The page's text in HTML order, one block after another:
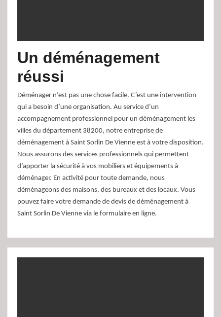
Un déménagement
réussi
Déménager n’est pas une chose facile. C’est une intervention
qui a besoin d’une organisation. Au service d’un
accompagnement professionnel pour un déménagement les
villes du département 38200, notre entreprise de
déménagement à Saint Sorlin De Vienne est à votre disposition.
Nous assurons des services professionnels qui permettent
d’apporter la sécurité à vos mobiliers et équipements à
déménager. En activité pour toute demande, nous
déménageons des maisons, des bureaux et des locaux. Vous
pouvez faire votre demande de devis de déménagement à
Saint Sorlin De Vienne via le formulaire en ligne.